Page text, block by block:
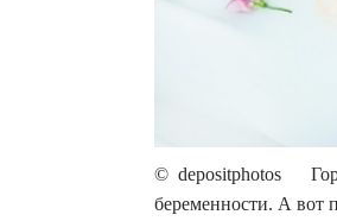
© depositphotos
беременности. А вот